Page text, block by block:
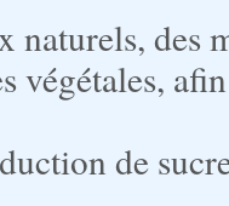
naturels, des
végétales,
de